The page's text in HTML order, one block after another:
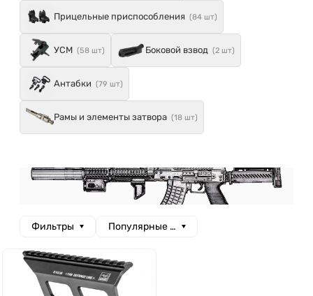
Прицельные приспособления (84 шт)
УСМ (58 шт) Боковой взвод (2 шт)
Антабки (79 шт)
Рамы и элементы затвора (18 шт)
Фильтры Популярные сначала